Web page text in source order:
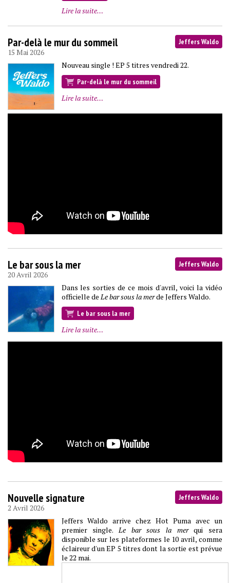
Lire la suite…
Jeffers Waldo
Par-delà le mur du sommeil
15 Mai 2026
Nouveau single ! EP 5 titres vendredi 22.
Par-delà le mur du sommeil
Lire la suite…
Jeffers Waldo
Le bar sous la mer
20 Avril 2026
Dans les sorties de ce mois d'avril, voici la vidéo
officielle deLe bar sous la merde Jeffers Waldo.
Le bar sous la mer
Lire la suite…
Jeffers Waldo
Nouvelle signature
2 Avril 2026
Jeffers Waldo arrive chez Hot Puma avec un
premier single.Le bar sous la merqui sera
disponible sur les plateformes le 10 avril, comme
éclaireur d'un EP 5 titres dont la sortie est prévue
le 22 mai.